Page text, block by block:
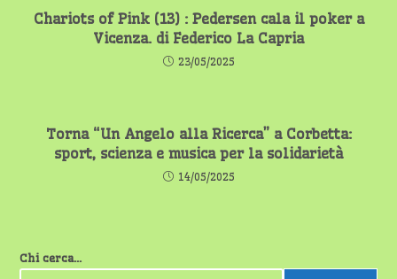
Chariots of Pink (13) : Pedersen cala il poker a
Vicenza. di Federico La Capria
23/05/2025
Torna “Un Angelo alla Ricerca” a Corbetta:
sport, scienza e musica per la solidarietà
14/05/2025
Chi cerca...